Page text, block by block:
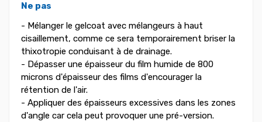
Ne pas
- Mélanger le gelcoat avec mélangeurs à haut
cisaillement, comme ce sera temporairement briser la
thixotropie conduisant à de drainage.
- Dépasser une épaisseur du film humide de 800
microns d'épaisseur des films d'encourager la
rétention de l'air.
- Appliquer des épaisseurs excessives dans les zones
d'angle car cela peut provoquer une pré-version.